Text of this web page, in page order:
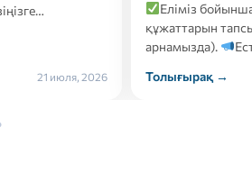
21 июля, 2026
Еліміз
құжаттарын
арнамызда).
Толығырақ →